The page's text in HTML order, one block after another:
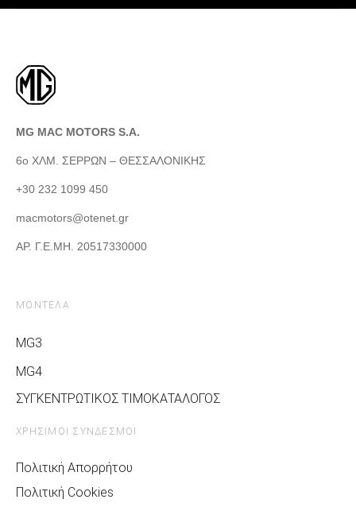
MG MAC MOTORS S.A.
6ο ΧΛΜ. ΣΕΡΡΩΝ – ΘΕΣΣΑΛΟΝΙΚΗΣ
+30 232 1099 450
macmotors@otenet.gr
ΑΡ. Γ.Ε.ΜΗ. 20517330000
ΜΟΝΤΕΛΑ
MG3
MG4
ΣΥΓΚΕΝΤΡΩΤΙΚΟΣ ΤΙΜΟΚΑΤΑΛΟΓΟΣ
ΧΡΗΣΙΜΟΙ ΣΥΝΔΕΣΜΟΙ
Πολιτική Απορρήτου
Πολιτική Cookies